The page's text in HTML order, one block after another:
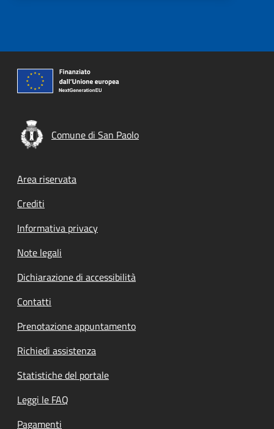
Comune di San Paolo
Footer menu
Area riservata
Crediti
Informativa privacy
Note legali
Dichiarazione di accessibilità
Contatti
Prenotazione appuntamento
Richiedi assistenza
Statistiche del portale
Leggi le FAQ
Pagamenti